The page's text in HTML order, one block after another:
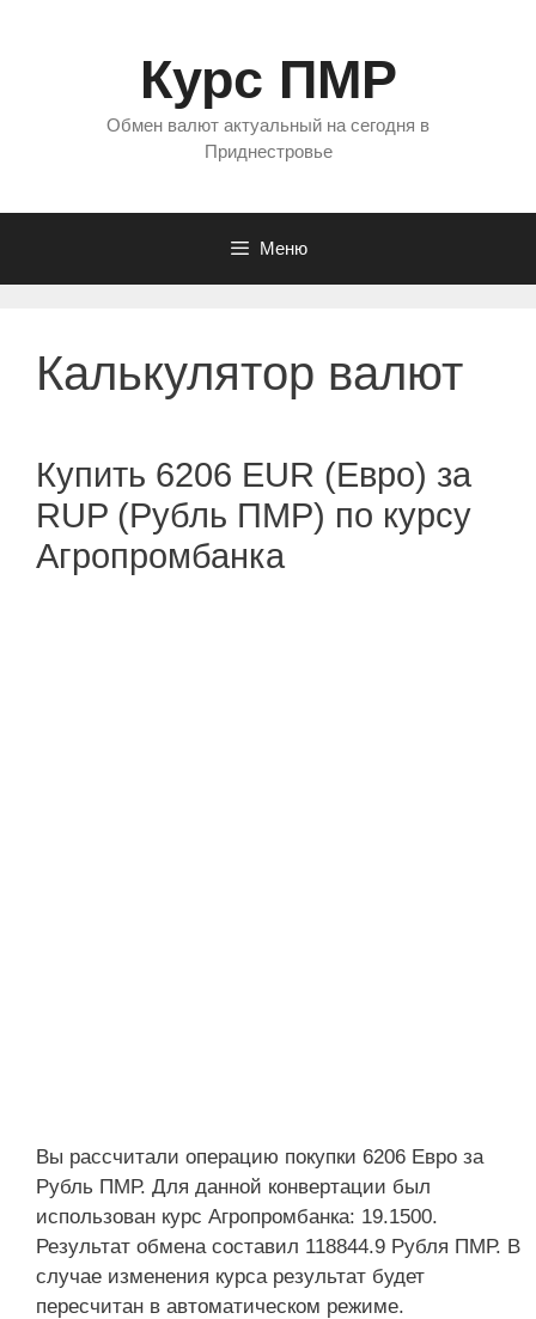
Курс ПМР
Обмен валют актуальный на сегодня в
Приднестровье
Меню
Калькулятор валют
Купить 6206 EUR (Евро) за
RUP (Рубль ПМР) по курсу
Агропромбанка
Вы рассчитали операцию покупки 6206 Евро за
Рубль ПМР. Для данной конвертации был
использован курс Агропромбанка: 19.1500.
Результат обмена составил 118844.9 Рубля ПМР. В
случае изменения курса результат будет
пересчитан в автоматическом режиме.